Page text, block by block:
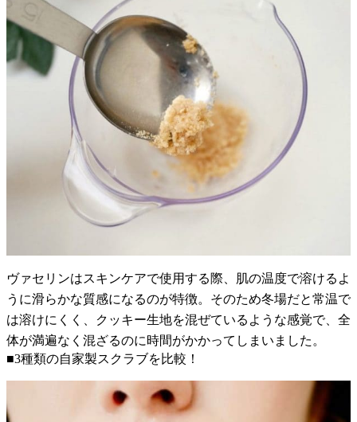
ヴァセリンはスキンケアで使用する際、肌の温度で溶けるよ
うに滑らかな質感になるのが特徴。そのため冬場だと常温で
は溶けにくく、クッキー生地を混ぜているような感覚で、全
体が満遍なく混ざるのに時間がかかってしまいました。
■3種類の自家製スクラブを比較！